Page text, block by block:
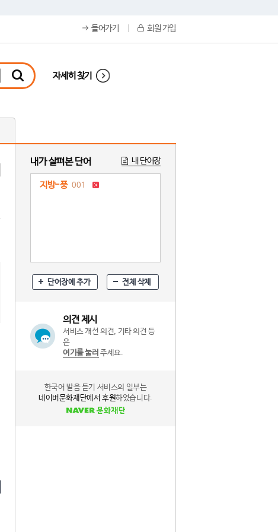
들어가기 회원 가입
자세히 찾기
내가 살펴본 단어 내 단어장
지방-풍 001
단어장에 추가 전체 삭제
의견 제시
서비스 개선 의견, 기타 의견 등
은
여기를 눌러 주세요.
한국어 발음 듣기 서비스의 일부는
네이버문화재단에서 후원하였습니다.